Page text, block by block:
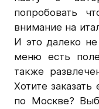
попробовать
внимание на
И это далеко
меню есть
также
Хотите
по Москве?